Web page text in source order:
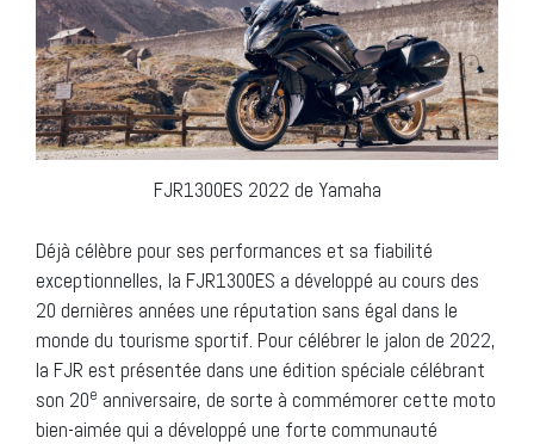
FJR1300ES 2022 de Yamaha
Déjà célèbre pour ses performances et sa fiabilité
exceptionnelles, la FJR1300ES a développé au cours des
20 dernières années une réputation sans égal dans le
monde du tourisme sportif. Pour célébrer le jalon de 2022,
la FJR est présentée dans une édition spéciale célébrant
son 20e anniversaire, de sorte à commémorer cette moto
bien-aimée qui a développé une forte communauté